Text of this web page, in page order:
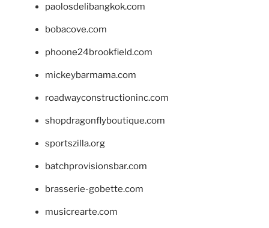
paolosdelibangkok.com
bobacove.com
phoone24brookfield.com
mickeybarmama.com
roadwayconstructioninc.com
shopdragonflyboutique.com
sportszilla.org
batchprovisionsbar.com
brasserie-gobette.com
musicrearte.com